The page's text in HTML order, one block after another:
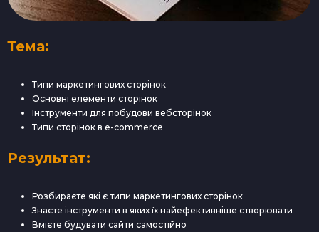
Тема:
Типи маркетингових сторінок
Основні елементи сторінок
Інструменти для побудови вебсторінок
Типи сторінок в e-commerce
Результат:
Розбираєте які є типи маркетингових сторінок
Знаєте інструменти в яких їх найефективніше створювати
Вмієте будувати сайти самостійно